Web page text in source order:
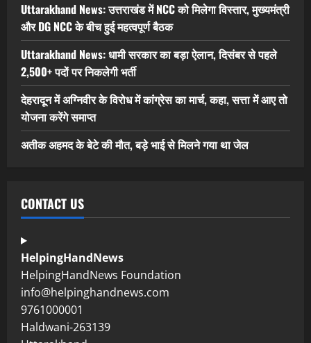
Uttarakhand News: उत्तराखंड में NCC को मिलेगा विस्तार, मुख्यमंत्री
और DG NCC के बीच हुई महत्वपूर्ण बैठक
Uttarakhand News: धामी सरकार का बड़ा ऐलान, दिसंबर से पहले
2,500+ पदों पर निकलेगी भर्ती
देहरादून में अग्निवीर के विरोध में कांग्रेस का मार्च, कहा, सत्ता में आए तो
योजना करेंगे समाप्त
अतीक अहमद के बेटे की मौत, बड़े भाई से मिलने गया था जेल
CONTACT US
HelpingHandNews
HelpingHandNews Foundation
info@helpinghandnews.com
9761000001
Haldwani-263139